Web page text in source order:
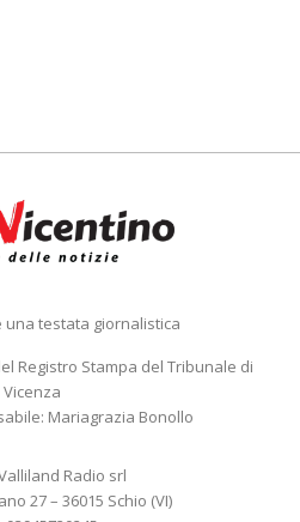
una testata giornalistica
Registro Stampa del Tribunale di
Vicenza
Mariagrazia Bonollo
Radio srl
27 – 36015 Schio (VI)